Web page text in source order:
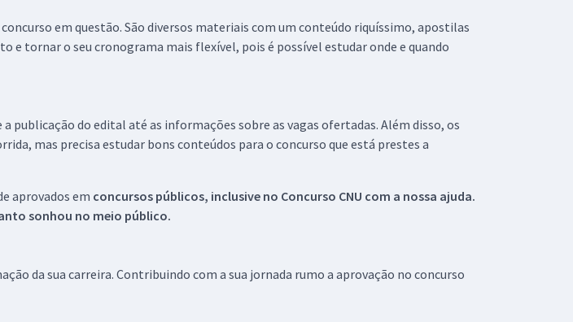
em questão. São diversos materiais com um conteúdo riquíssimo, apostilas
e tornar o seu cronograma mais flexível, pois é possível estudar onde e quando
publicação do edital até as informações sobre as vagas ofertadas. Além disso, os
mas precisa estudar bons conteúdos para o concurso que está prestes a
aprovados em concursos públicos, inclusive no Concurso CNU com a nossa ajuda.
sonhou no meio público.
da sua carreira. Contribuindo com a sua jornada rumo a aprovação no concurso